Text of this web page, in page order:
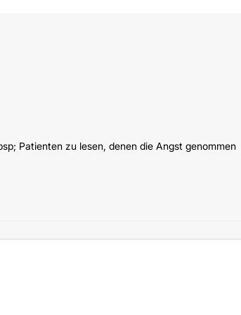
Patienten zu lesen, denen die Angst genommen